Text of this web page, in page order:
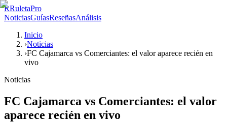
RRuletaPro
NoticiasGuíasReseñasAnálisis
Inicio
›Noticias
›FC Cajamarca vs Comerciantes: el valor aparece recién en
vivo
Noticias
FC Cajamarca vs Comerciantes: el valor
aparece recién en vivo